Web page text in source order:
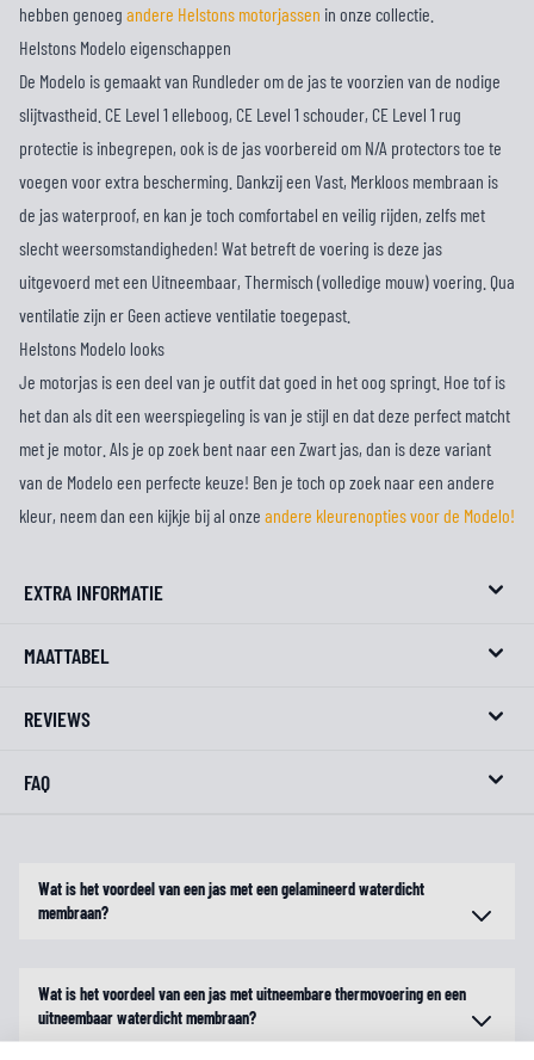
hebben genoeg andere Helstons motorjassen in onze collectie.
Helstons Modelo eigenschappen
De Modelo is gemaakt van Rundleder om de jas te voorzien van de nodige
slijtvastheid. CE Level 1 elleboog, CE Level 1 schouder, CE Level 1 rug
protectie is inbegrepen, ook is de jas voorbereid om N/A protectors toe te
voegen voor extra bescherming. Dankzij een Vast, Merkloos membraan is
de jas waterproof, en kan je toch comfortabel en veilig rijden, zelfs met
slecht weersomstandigheden! Wat betreft de voering is deze jas
uitgevoerd met een Uitneembaar, Thermisch (volledige mouw) voering. Qua
ventilatie zijn er Geen actieve ventilatie toegepast.
Helstons Modelo looks
Je motorjas is een deel van je outfit dat goed in het oog springt. Hoe tof is
het dan als dit een weerspiegeling is van je stijl en dat deze perfect matcht
met je motor. Als je op zoek bent naar een Zwart jas, dan is deze variant
van de Modelo een perfecte keuze! Ben je toch op zoek naar een andere
kleur, neem dan een kijkje bij al onze andere kleurenopties voor de Modelo!
EXTRA INFORMATIE
MAATTABEL
REVIEWS
FAQ
Wat is het voordeel van een jas met een gelamineerd waterdicht
membraan?
Wat is het voordeel van een jas met uitneembare thermovoering en een
uitneembaar waterdicht membraan?